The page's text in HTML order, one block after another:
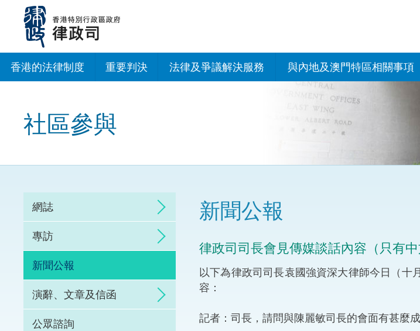
內
香港的法律制度 重要判決 法律及爭議解決服務
訴訟
網上爭議解決及法律科技
體育爭議解決先導計劃
能力建設
與內地及澳門特區相關事項
與內地的安排
香港與內地相互認可和執行民
商事案件判決的安排
關於建立更緊密經貿關係的
與澳門特區的安排
“一帶一路”建設
社區參與
網誌
專訪
新聞公報
演辭、文章及信函
公眾諮詢
新聞公報
律政司司長會見傳媒談話內容（只有中
以下為律政司司長袁國強資深大律師今日（十
容：
記者：司長，請問與陳麗敏司長的會面有甚麼